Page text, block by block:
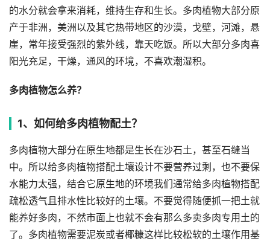
的水分就会拿来消耗，维持生存和生长。多肉植物大部分原
产于非洲，美洲以及其它热带地区的沙漠，戈壁，河滩，悬
崖，常年接受强烈的紫外线，靠天吃饭。所以大部分多肉喜
阳光充足，干燥，通风的环境，不喜欢潮湿积。
多肉植物怎么养？
1、如何给多肉植物配土？
多肉植物大部分在原生地都是生长在沙石土，甚至石缝当
中。所以给多肉植物搭配土壤设计不要营养过剩，也不要保
水能力太强，结合它原生地的环境我们通常给多肉植物搭配
疏松透气且排水性比较好的土壤。不要觉得随便抓一把土就
能养好多肉，不然市面上也就不会有那么多卖多肉专用土的
了。多肉植物需要泥炭或者椰糠这样比较松软的土壤作用基